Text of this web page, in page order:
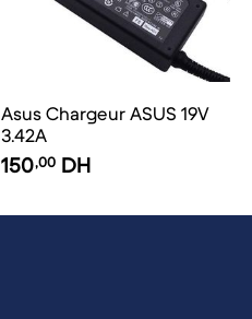
Asus Chargeur ASUS 19V
3.42A
150,00 DH